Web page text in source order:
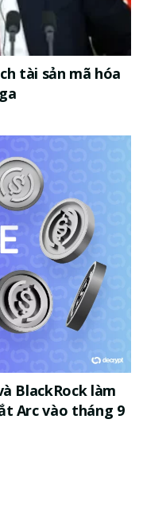
tài sản mã hóa
BlackRock làm
Arc vào tháng 9